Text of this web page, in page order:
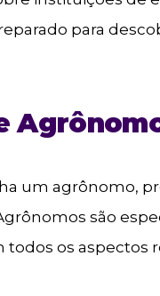
para
um agrônomo,
são
os aspectos